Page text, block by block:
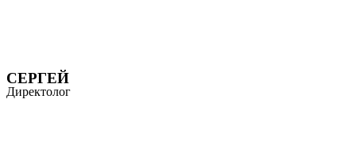
СЕРГЕЙ
Директолог